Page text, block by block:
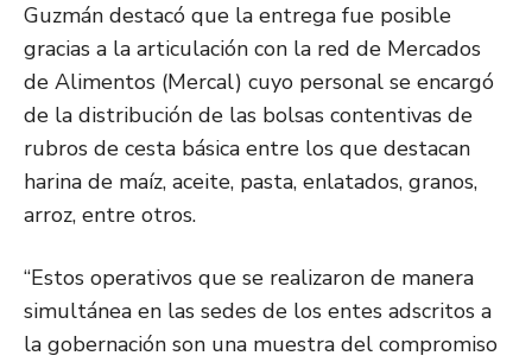
Guzmán destacó que la entrega fue posible
gracias a la articulación con la red de Mercados
de Alimentos (Mercal) cuyo personal se encargó
de la distribución de las bolsas contentivas de
rubros de cesta básica entre los que destacan
harina de maíz, aceite, pasta, enlatados, granos,
arroz, entre otros.
“Estos operativos que se realizaron de manera
simultánea en las sedes de los entes adscritos a
la gobernación son una muestra del compromiso